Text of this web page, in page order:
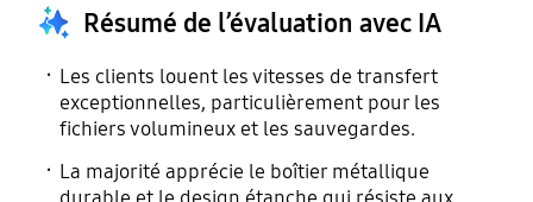
Résumé de l’évaluation avec IA
Les clients louent les vitesses de transfert
exceptionnelles, particulièrement pour les
fichiers volumineux et les sauvegardes.
La majorité apprécie le boîtier métallique